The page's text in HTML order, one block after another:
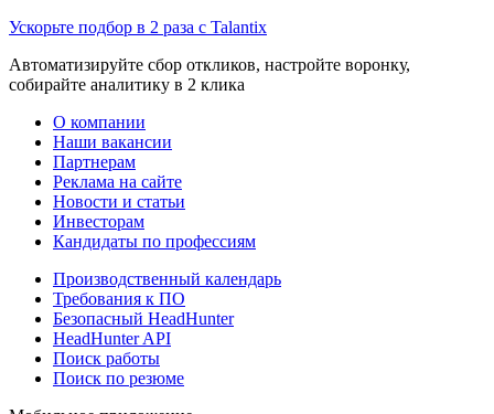
Ускорьте подбор в 2 раза с Talantix
Автоматизируйте сбор откликов, настройте воронку,
собирайте аналитику в 2 клика
О компании
Наши вакансии
Партнерам
Реклама на сайте
Новости и статьи
Инвесторам
Кандидаты по профессиям
Производственный календарь
Требования к ПО
Безопасный HeadHunter
HeadHunter API
Поиск работы
Поиск по резюме